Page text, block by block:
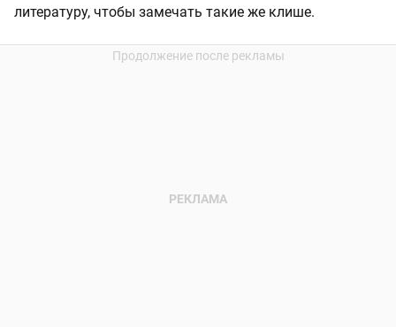
литературу, чтобы замечать такие же клише.